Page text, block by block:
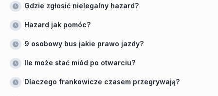
Gdzie zgłosić nielegalny hazard?
Hazard jak pomóc?
9 osobowy bus jakie prawo jazdy?
Ile może stać miód po otwarciu?
Dlaczego frankowicze czasem przegrywają?